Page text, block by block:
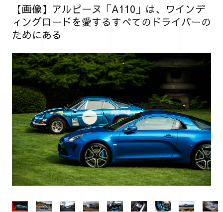
【画像】アルピーヌ「A110」は、ワインデ
ィングロードを愛するすべてのドライバーの
ためにある